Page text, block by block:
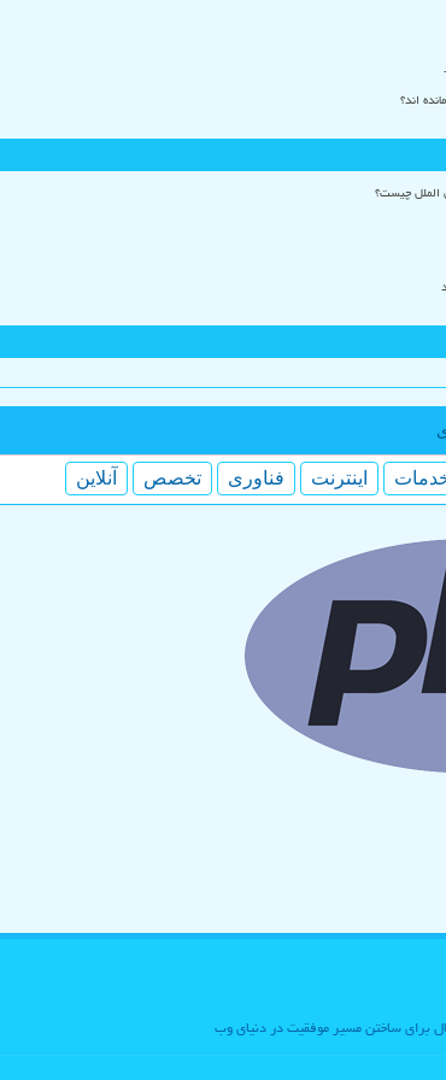
اند؟
اینترنت فناوری تخصص آنلاین
برای ساختن مسیر موفقیت در دنیای وب